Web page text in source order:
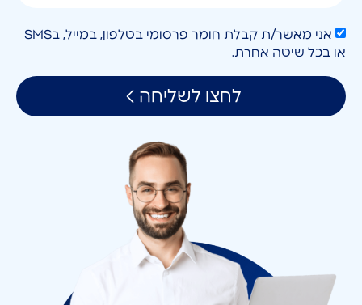
אני מאשר/ת קבלת חומר פרסומי בטלפון, במייל, בSMS
או בכל שיטה אחרת.
לחצו לשליחה